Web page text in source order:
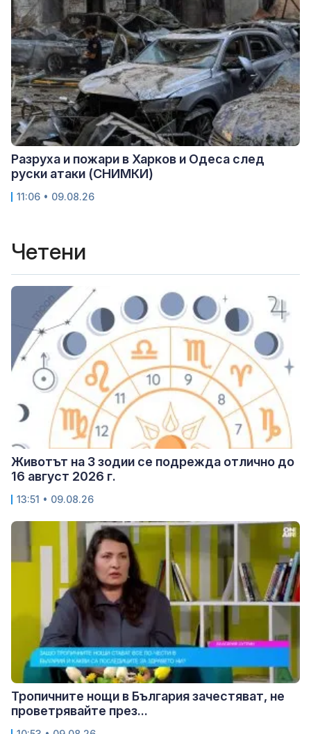
Разруха и пожари в Харков и Одеса след
руски атаки (СНИМКИ)
11:06 • 09.08.26
Четени
Животът на 3 зодии се подрежда отлично до
16 август 2026 г.
13:51 • 09.08.26
Тропичните нощи в България зачестяват, не
проветрявайте през...